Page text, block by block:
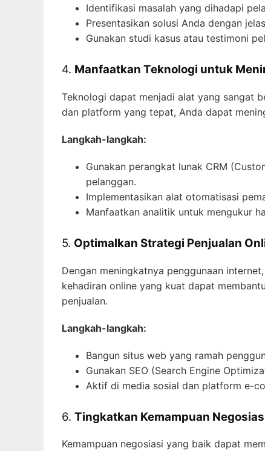
Identifikasi masalah yang dihadapi
Presentasikan solusi Anda dengan
Gunakan studi kasus atau testimoni
4. Manfaatkan Teknologi untuk
Teknologi dapat menjadi alat yang sangat
dan platform yang tepat, Anda dapat
Langkah-langkah:
Gunakan perangkat lunak CRM
pelanggan.
Implementasikan alat otomatisasi
Manfaatkan analitik untuk mengukur
5. Optimalkan Strategi Penjualan
Dengan meningkatnya penggunaan
kehadiran online yang kuat dapat
penjualan.
Langkah-langkah:
Bangun situs web yang ramah
Gunakan SEO (Search Engine
Aktif di media sosial dan platform e-
6. Tingkatkan Kemampuan
Kemampuan negosiasi yang baik dapat